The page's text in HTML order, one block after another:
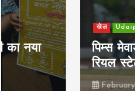
खेल Udaipur
पिम्स मेवाड़ कप 2026:
रियल स्टेट्स ने मुकाबले
February 19, 2026 163